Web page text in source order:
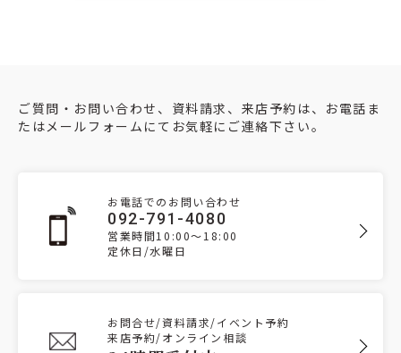
ご質問・お問い合わせ、資料請求、来店予約は、お電話ま
たはメールフォームにてお気軽にご連絡下さい。
お電話でのお問い合わせ
092-791-4080
営業時間10:00～18:00
定休日/水曜日
お問合せ/資料請求/イベント予約
来店予約/オンライン相談